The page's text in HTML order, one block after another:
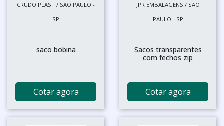
CRUDO PLAST / SÃO PAULO -
SP
saco bobina
Cotar agora
JPR EMBALAGENS / SÃO
PAULO - SP
Sacos transparentes
com fechos zip
Cotar agora